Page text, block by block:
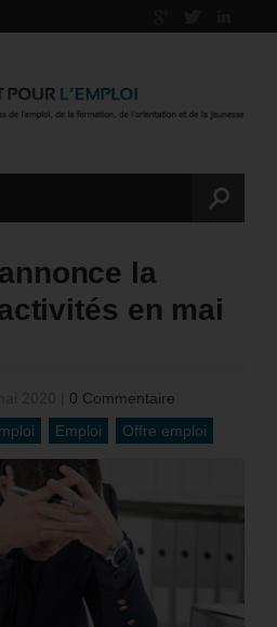
la
en mai
0 Commentaire
Emploi Offre emploi